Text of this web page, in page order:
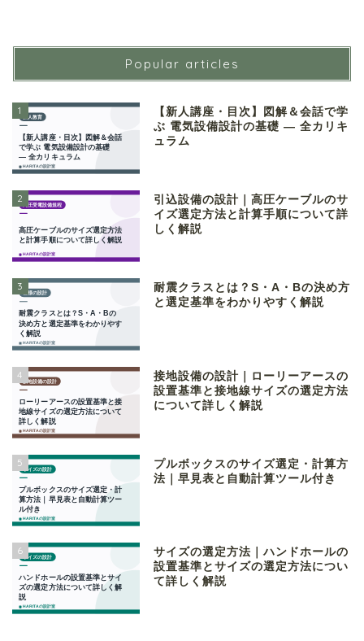
Popular articles
1
【新人講座・目次】図解＆会話で学
ぶ 電気設備設計の基礎 ― 全カリキ
ュラム
2
引込設備の設計｜高圧ケーブルのサ
イズ選定方法と計算手順について詳
しく解説
3
耐震クラスとは？S・A・Bの決め方
と選定基準をわかりやすく解説
4
接地設備の設計｜ローリーアースの
設置基準と接地線サイズの選定方法
について詳しく解説
5
プルボックスのサイズ選定・計算方
法｜早見表と自動計算ツール付き
6
サイズの選定方法｜ハンドホールの
設置基準とサイズの選定方法につい
て詳しく解説